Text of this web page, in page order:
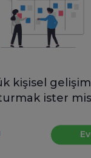
kişisel gelişim
ister
şirketiniz için bir